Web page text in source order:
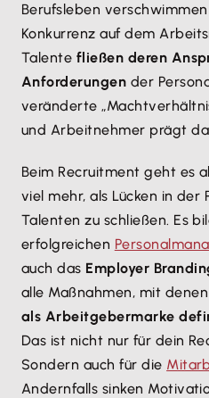
Berufsleben
Konkurrenz auf dem
Talente fließen deren
Anforderungen der
veränderte
und Arbeitnehmer prägt
Beim Recruitment geht es
viel mehr, als Lücken in der
Talenten zu schließen. Es
erfolgreichen
auch das Employer
alle Maßnahmen, mit
als Arbeitgebermarke
Das ist nicht nur für dein
Sondern auch für die
Andernfalls sinken